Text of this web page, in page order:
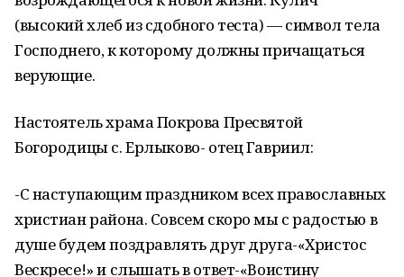
(высокий хлеб из сдобного теста) — символ тела
Господнего, к которому должны причащаться
верующие.
Настоятель храма Покрова Пресвятой
Богородицы с. Ерлыково- отец Гавриил:
-С наступающим праздником всех православных
христиан района. Совсем скоро мы с радостью в
душе будем поздравлять друг друга-«Христос
Вескресе!» и слышать в ответ-«Воистину